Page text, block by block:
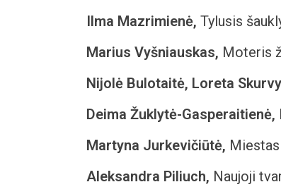
Ilma Mazrimienė, Tylusis
Marius Vyšniauskas, Moteris
Nijolė Bulotaitė, Loreta
Deima Žuklytė-Gasperaitienė,
Martyna Jurkevičiūtė,
Aleksandra Piliuch, Naujoji